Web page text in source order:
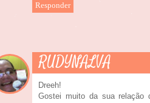
Responder
RUDYNALVA
Dreeh!
Gostei muito da sua